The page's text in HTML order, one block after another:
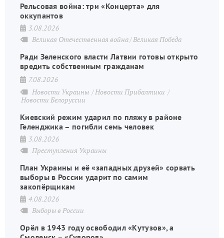
Рельсовая война: три «Концерта» для
оккупантов
3.08.2026
Великая Отечественная война Великая Победа
Ради Зеленского власти Латвии готовы открыто
вредить собственным гражданам
7.08.2026
Новости Украины
Новости Прибалтики
Новости Белоруссии
Киевский режим ударил по пляжу в районе
Геленджика – погибли семь человек
3.08.2026
Преступления Украины
План Украины и её «западных друзей» сорвать
выборы в России ударит по самим
закопёрщикам
4.08.2026
Выборы в России
Орёл в 1943 году освободил «Кутузов», а